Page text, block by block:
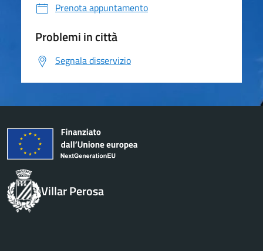
Prenota appuntamento
Problemi in città
Segnala disservizio
Villar Perosa